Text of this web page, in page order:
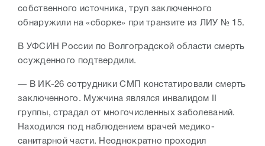
собственного источника, труп заключенного
обнаружили на «сборке» при транзите из ЛИУ № 15.
В УФСИН России по Волгоградской области смерть
осужденного подтвердили.
— В ИК-26 сотрудники СМП констатировали смерть
заключенного. Мужчина являлся инвалидом II
группы, страдал от многочисленных заболеваний.
Находился под наблюдением врачей медико-
санитарной части. Неоднократно проходил